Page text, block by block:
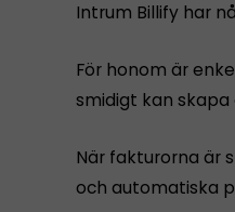
Intrum Billify har
För honom är
smidigt kan skapa
När fakturorna är
och automatiska